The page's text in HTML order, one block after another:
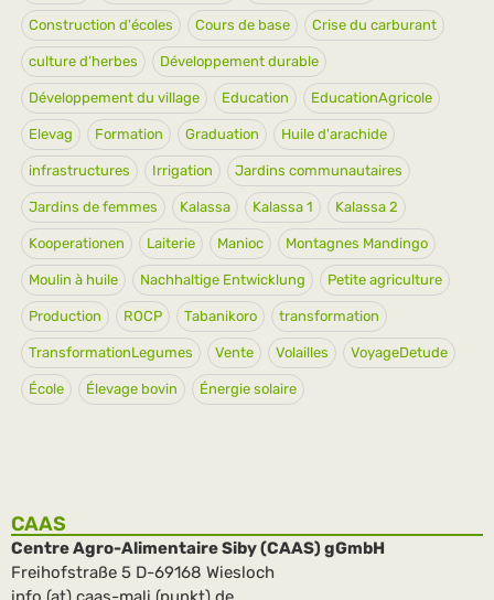
Construction d'écoles Cours de base Crise du carburant
culture d’herbes Développement durable
Développement du village Education EducationAgricole
Elevag Formation Graduation Huile d'arachide
infrastructures Irrigation Jardins communautaires
Jardins de femmes Kalassa Kalassa 1 Kalassa 2
Kooperationen Laiterie Manioc Montagnes Mandingo
Moulin à huile Nachhaltige Entwicklung Petite agriculture
Production ROCP Tabanikoro transformation
TransformationLegumes Vente Volailles VoyageDetude
École Élevage bovin Énergie solaire
CAAS
Centre Agro-Alimentaire Siby (CAAS) gGmbH
Freihofstraße 5 D-69168 Wiesloch